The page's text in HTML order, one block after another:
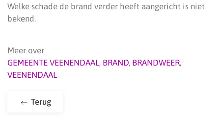
Welke schade de brand verder heeft aangericht is niet
bekend.
Meer over
GEMEENTE VEENENDAAL, BRAND, BRANDWEER,
VEENENDAAL
Terug